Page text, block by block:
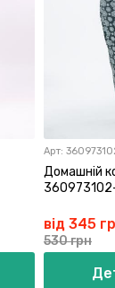
Арт:
Домашній
від 345
530 грн